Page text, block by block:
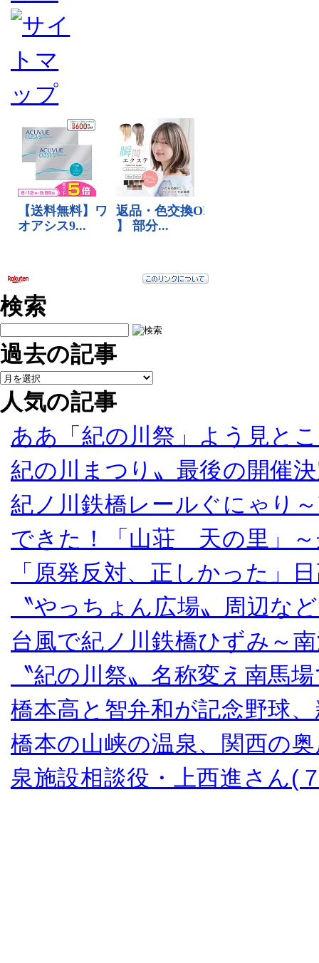
検索
過去の記事
人気の記事
ああ「紀の川祭」よう見と
紀の川まつり〟最後の開催
紀ノ川鉄橋レールぐにゃり
できた！「山荘 天の里」～
「原発反対、正しかった」
〝やっちょん広場〟周辺な
台風で紀ノ川鉄橋ひずみ～
〝紀の川祭〟名称変え南馬
橋本高と智弁和が記念野球
橋本の山峡の温泉、関西の
泉施設相談役・上西進さん(